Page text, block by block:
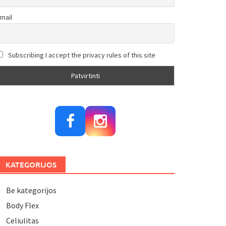
Subscribing I accept the privacy rules of this site
KATEGORIJOS
Be kategorijos
Body Flex
Celiulitas